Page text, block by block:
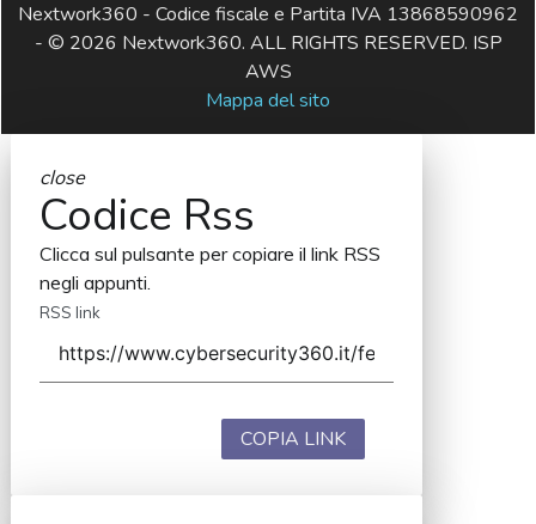
Nextwork360 - Codice fiscale e Partita IVA 13868590962
- © 2026 Nextwork360. ALL RIGHTS RESERVED. ISP
AWS
Mappa del sito
close
Codice Rss
Clicca sul pulsante per copiare il link RSS
negli appunti.
RSS link
COPIA LINK